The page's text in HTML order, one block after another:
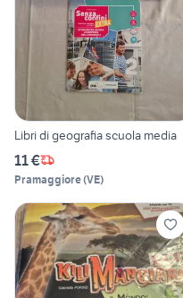
Libri di geografia scuola media
11 €
Pramaggiore(VE)